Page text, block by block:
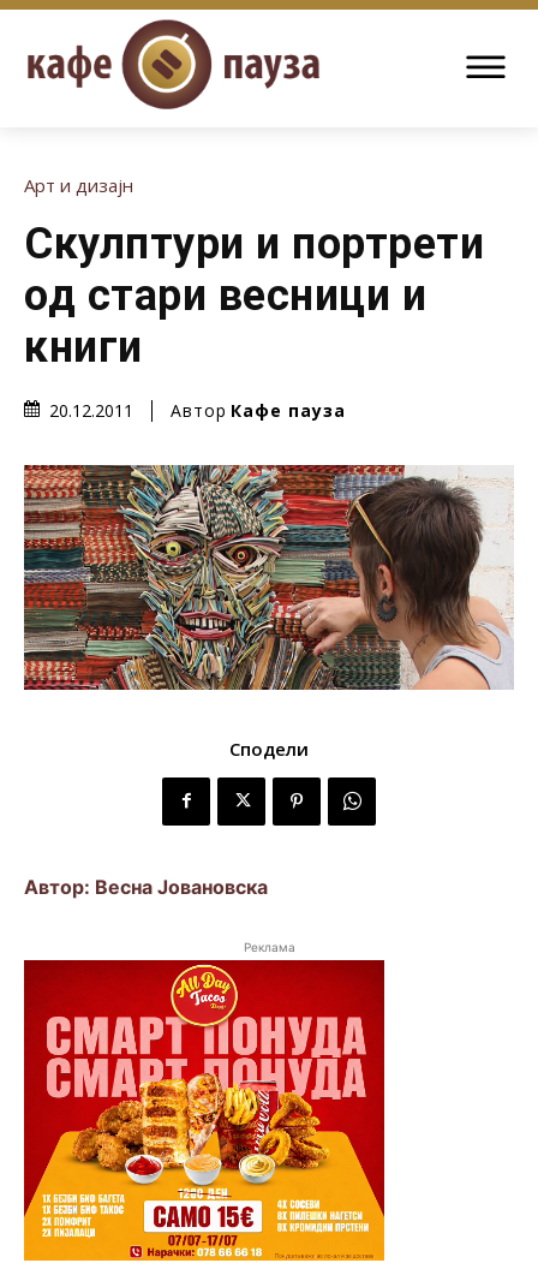
Арт и дизајн
Скулптури и портрети
од стари весници и
книги
20.12.2011 Автор Кафе пауза
Сподели
Автор: Весна Јовановска
Реклама